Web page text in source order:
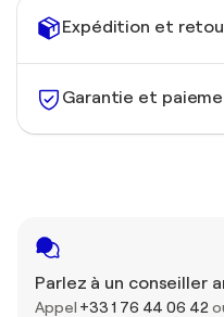
Expédition et
Garantie et
Parlez à un conseiller
Appel +33 1 76 44 06 42